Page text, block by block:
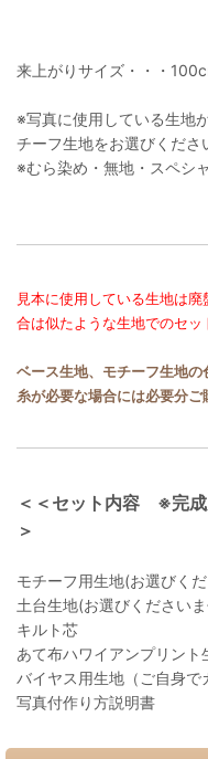
来上がりサイズ・・・
※写真に使用している生地
チーフ生地をお選びくださ
※むら染め・無地・スペシ
見本に使用している生地は
合は似たような生地でのセッ
ベース生地、モチーフ生地
糸が必要な場合には必要分ご
＜＜セット内容 ※完成
＞
モチーフ用生地(お選びく
土台生地(お選びください
キルト芯
あて布ハワイアンプリント
バイヤス用生地（ご自身で
写真付作り方説明書